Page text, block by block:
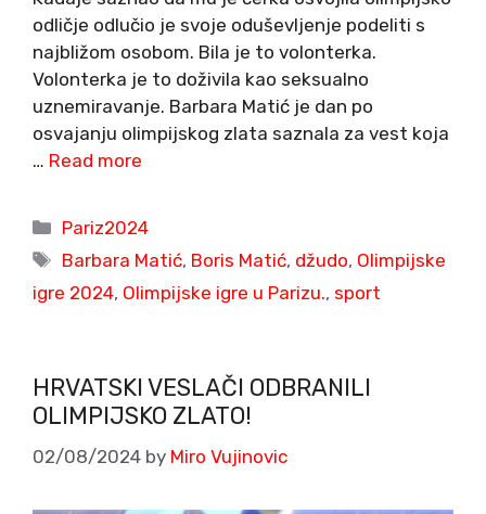
odličje odlučio je svoje oduševljenje podeliti s
najbližom osobom. Bila je to volonterka.
Volonterka je to doživila kao seksualno
uznemiravanje. Barbara Matić je dan po
osvajanju olimpijskog zlata saznala za vest koja
… Read more
Categories
Pariz2024
Tags
Barbara Matić, Boris Matić, džudo, Olimpijske
igre 2024, Olimpijske igre u Parizu., sport
HRVATSKI VESLAČI ODBRANILI
OLIMPIJSKO ZLATO!
02/08/2024 by Miro Vujinovic